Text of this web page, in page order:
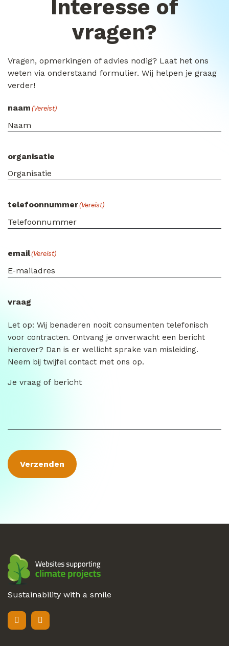
Interesse of
vragen?
Vragen, opmerkingen of advies nodig? Laat het ons
weten via onderstaand formulier. Wij helpen je graag
verder!
naam (Vereist)
organisatie
telefoonnummer(Vereist)
email(Vereist)
vraag
Let op: Wij benaderen nooit consumenten telefonisch
voor contracten. Ontvang je onverwacht een bericht
hierover? Dan is er wellicht sprake van misleiding.
Neem bij twijfel contact met ons op.
Sustainability with a smile